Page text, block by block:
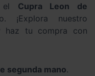
el Cupra Leon de
¡Explora nuestro
haz tu compra con
segunda mano.